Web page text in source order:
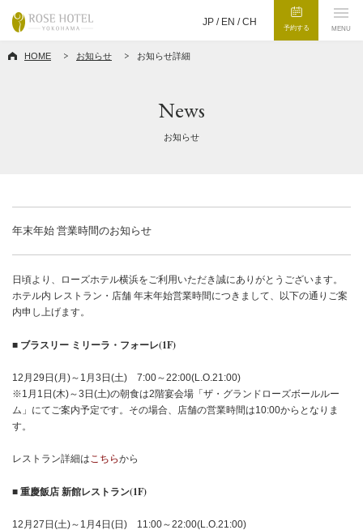
JP / EN /CH
予約する MENU
HOME お知らせ お知らせ詳細
News
お知らせ
年末年始 営業時間のお知らせ
日頃より、ローズホテル横浜をご利用いただき誠にありがとうございます。
ホテル内 レストラン・店舗 年末年始営業時間につきまして、以下の通りご案
内申し上げます。
■ ブラスリー ミリーラ・フォーレ(1F)
12月29日(月)～1月3日(土) 7:00～22:00(L.O.21:00)
※1月1日(木)～3日(土)の朝食は2階宴会場「ザ・グランドローズボールルー
ム」にてご案内予定です。その場合、店舗の営業時間は10:00からとなりま
す。
レストラン詳細はこちらから
■ 重慶飯店 新館レストラン(1F)
12月27日(土)～1月4日(日) 11:00～22:00(L.O.21:00)